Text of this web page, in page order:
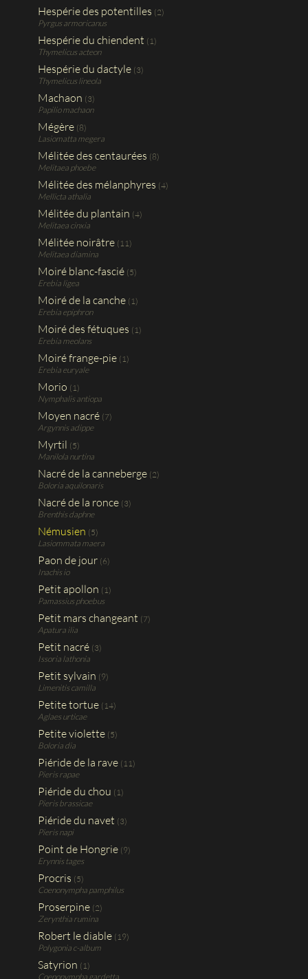
Hespérie des potentilles (2)
Pyrgus armoricanus
Hespérie du chiendent (1)
Thymelicus acteon
Hespérie du dactyle (3)
Thymelicus lineola
Machaon (3)
Papilio machaon
Mégère (8)
Lasiomatta megera
Mélitée des centaurées (8)
Melitaea phoebe
Mélitée des mélanphyres (4)
Mellicta athalia
Mélitée du plantain (4)
Melitaea cinxia
Mélitée noirâtre (11)
Melitaea diamina
Moiré blanc-fascié (5)
Erebia ligea
Moiré de la canche (1)
Erebia epiphron
Moiré des fétuques (1)
Erebia meolans
Moiré frange-pie (1)
Erebia euryale
Morio (1)
Nymphalis antiopa
Moyen nacré (7)
Argynnis adippe
Myrtil (5)
Manilola nurtina
Nacré de la canneberge (2)
Boloria aquilonaris
Nacré de la ronce (3)
Brenthis daphne
Némusien (5)
Lasiommata maera
Paon de jour (6)
Inachis io
Petit apollon (1)
Pamassius phoebus
Petit mars changeant (7)
Apatura ilia
Petit nacré (3)
Issoria lathonia
Petit sylvain (9)
Limenitis camilla
Petite tortue (14)
Aglaes urticae
Petite violette (5)
Boloria dia
Piéride de la rave (11)
Pieris rapae
Piéride du chou (1)
Pieris brassicae
Piéride du navet (3)
Pieris napi
Point de Hongrie (9)
Erynnis tages
Procris (5)
Coenonympha pamphilus
Proserpine (2)
Zerynthia rumina
Robert le diable (19)
Polygonia c-album
Satyrion (1)
Coenonympha gardetta